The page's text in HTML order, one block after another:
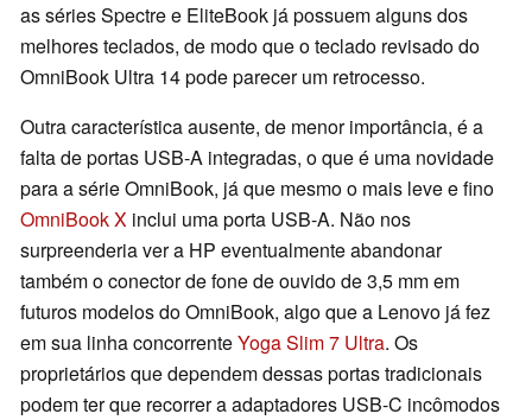
as séries Spectre e EliteBook já possuem alguns dos
melhores teclados, de modo que o teclado revisado do
OmniBook Ultra 14 pode parecer um retrocesso.
Outra característica ausente, de menor importância, é a
falta de portas USB-A integradas, o que é uma novidade
para a série OmniBook, já que mesmo o mais leve e fino
OmniBook X inclui uma porta USB-A. Não nos
surpreenderia ver a HP eventualmente abandonar
também o conector de fone de ouvido de 3,5 mm em
futuros modelos do OmniBook, algo que a Lenovo já fez
em sua linha concorrenteYoga Slim 7 Ultra. Os
proprietários que dependem dessas portas tradicionais
podem ter que recorrer a adaptadores USB-C incômodos